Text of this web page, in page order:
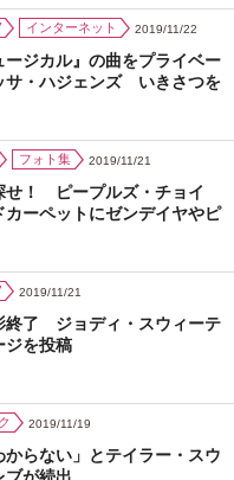
インターネット 2019/11/22
ージカル』の曲をプライベー
サ・ハジェンズ いきさつを
フォト集 2019/11/21
せ！ ピープルズ・チョイ
カーペットにゼンデイヤやピ
2019/11/21
終了 ジョディ・スウィーテ
ジを投稿
2019/11/19
からない」とテイラー・スウ